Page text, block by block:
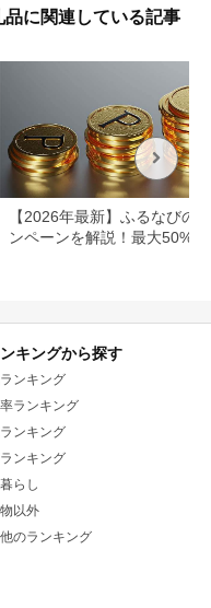
に関連している記事
【2026年最新】ふるなびの
ンペーンを解説！最大50%還
キングから探す
ランキング
ランキング
ンキング
ンキング
らし
以外
のランキング